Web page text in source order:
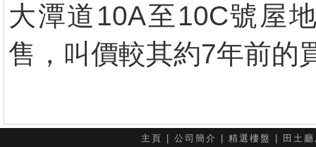
大潭道10A至10C號屋
售，叫價較其約7年前的
主頁 公司簡介 精選樓盤 田土